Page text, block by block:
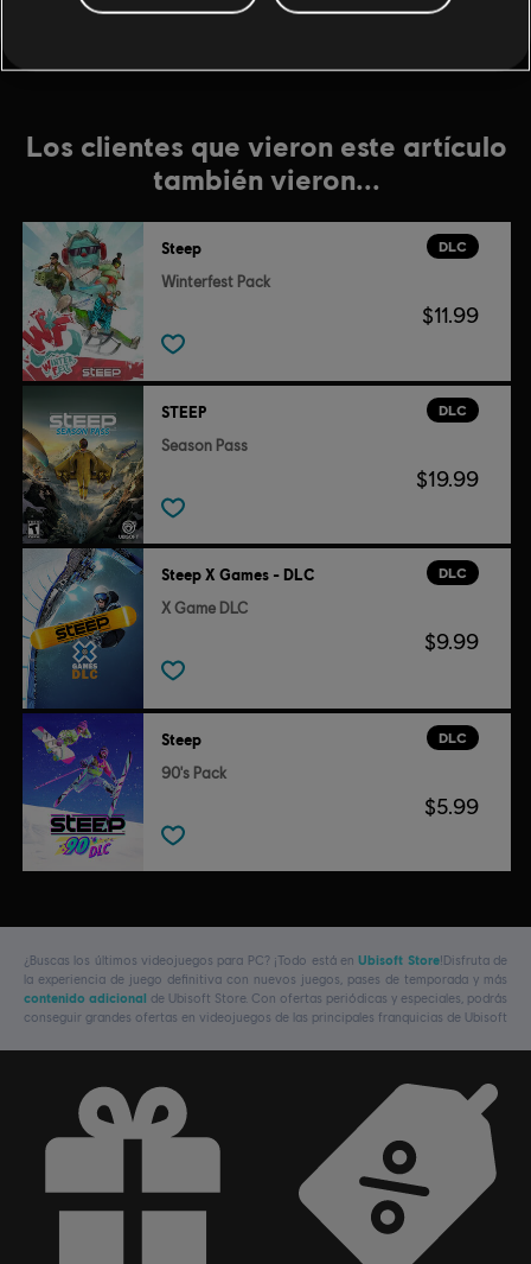
Los clientes que vieron este artículo
también vieron...
DLC
Steep
Winterfest Pack
$11.99
DLC
STEEP
Season Pass
$19.99
DLC
Steep X Games - DLC
X Game DLC
$9.99
DLC
Steep
90's Pack
$5.99
¿Buscas los últimos videojuegos para PC? ¡Todo está enUbisoft Store!Disfruta de
la experiencia de juego definitiva con nuevos juegos, pases de temporada y más
contenido adicional de Ubisoft Store. Con ofertas periódicas y especiales, podrás
conseguir grandes ofertas en videojuegos de las principales franquicias de Ubisoft